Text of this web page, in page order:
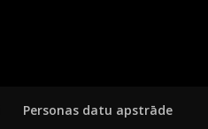
Personas datu apstrāde